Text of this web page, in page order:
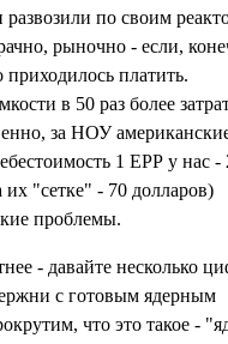
по своим
рыночно - если,
платить.
в 50 раз более
за НОУ
1 ЕРР у нас -
их "сетке" - 70 долларов)
проблемы.
- давайте несколько
с готовым ядерным
что это такое -